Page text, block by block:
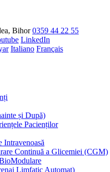
Bihor 0359 44 22 55
LinkedIn
Italiano Français
și După)
Pacienților
Intravenoasă
Continuă a Glicemiei (CGM)
Limfatic Automat)